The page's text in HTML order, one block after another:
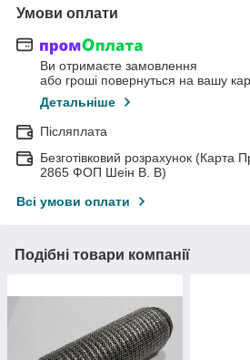
Умови оплати
Ви отримаєте замовлення
або гроші повернуться на вашу
Детальніше
Післяплата
Безготівковий розрахунок (Карта
2865 ФОП Шеін В. В)
Всі умови оплати
Подібні товари компанії